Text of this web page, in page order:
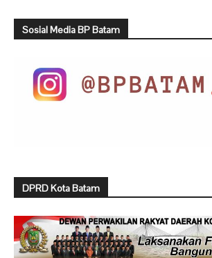
Sosial Media BP Batam
DPRD Kota Batam